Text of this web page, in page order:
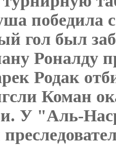
победила
гол был
Роналду
Родак
Коман
У "Аль-